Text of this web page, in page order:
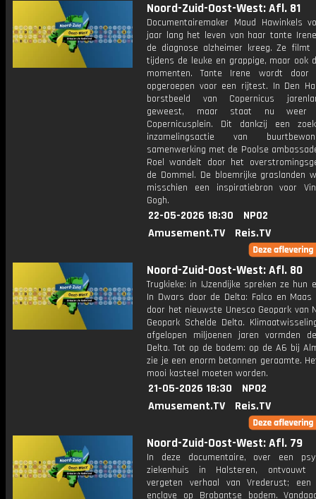
Noord-Zuid-Oost-West: Afl. 81
Documentairemaker Maud Hawinkels
jaar lang het leven van haar tante
de diagnose alzheimer kreeg. Ze filmt
tijdens de leuke en grappige, maar ook
momenten. Tante Irene wordt door
opgeroepen voor een rijtest. In Den
borstbeeld van Copernicus
geweest, maar staat nu
Copernicusplein. Dit dankzij een
inzamelingsactie van
samenwerking met de Poolse
Roel wandelt door het
de Dommel. De bloemrijke graslanden
misschien een inspiratiebron voor
Gogh.
22-05-2026 18:30
NPO2
Amusement.TV
Reis.TV
Noord-Zuid-Oost-West: Afl. 80
Trugkieke: in IJzendijke spreken ze hun
In Dwars door de Delta: Falco en Maas
door het nieuwste Unesco Geopark van
Geopark Schelde Delta.
afgelopen miljoenen jaren vormden
Delta. Tot op de bodem: op de A6 bij
zie je een enorm betonnen geraamte.
mooi kasteel moeten worden.
21-05-2026 18:30
NPO2
Amusement.TV
Reis.TV
Noord-Zuid-Oost-West: Afl. 79
In deze documentaire, over een
ziekenhuis in Halsteren,
vergeten verhaal van Vrederust; een
enclave op Brabantse bodem.